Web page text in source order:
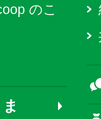
のこ